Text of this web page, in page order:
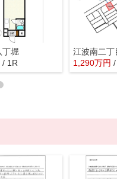
丁堀
/ 1R
江波南二
1,290万円